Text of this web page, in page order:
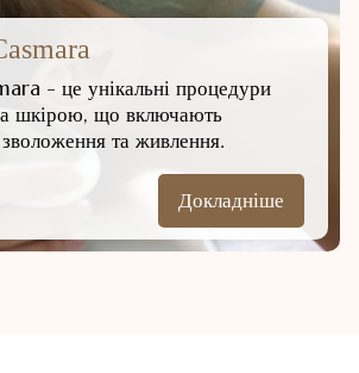
- це унікальні процедури
шкірою, що включають
та живлення.
Докладніше